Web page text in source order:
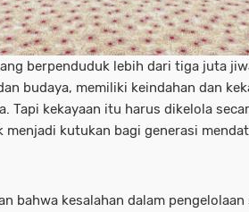
berpenduduk lebih dari tiga juta
budaya, memiliki keindahan dan
Tapi kekayaan itu harus dikelola
kutukan bagi generasi
bahwa kesalahan dalam